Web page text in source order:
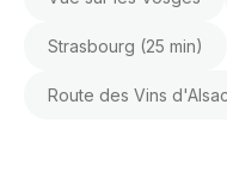
Strasbourg (25 min)
Route des Vins